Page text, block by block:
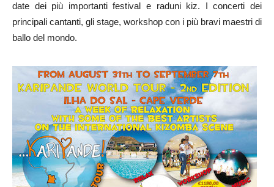
date dei più importanti festival e raduni kiz. I concerti dei
principali cantanti, gli stage, workshop con i più bravi maestri di
ballo del mondo.